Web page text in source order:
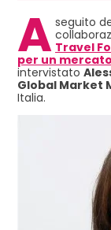
A seguito
Travel
per un
intervistato
Global Market
Italia.